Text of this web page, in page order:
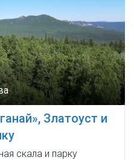
Златоуст и
скала и парку